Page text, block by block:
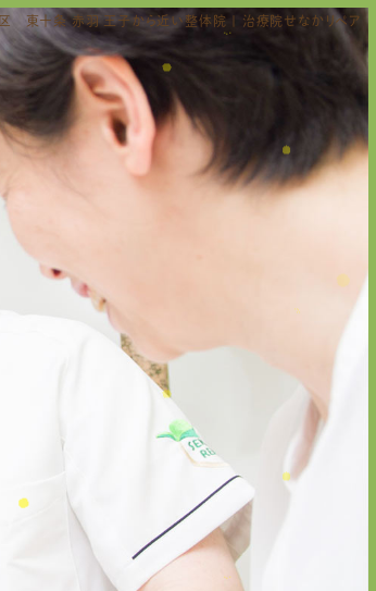
東十条 赤羽 王子から近い整体院 | 治療院せなかリペア